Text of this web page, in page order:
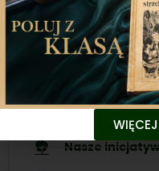
Śledź aktualne
Udostępniaj treści
Nasze